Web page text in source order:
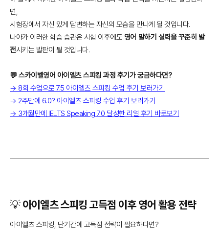
면,
시험장에서 자신 있게 답변하는 자신의 모습을 만나게 될 것입니다.
나아가 이러한 학습 습관은 시험 이후에도 영어 말하기 실력을 꾸준히 발
전시키는 발판이 될 것입니다.
💬 스카이벨영어 아이엘츠 스피킹 과정 후기가 궁금하다면?
→ 8회 수업으로 7.5 아이엘츠 스피킹 수업 후기 보러가기
→ 2주만에 6.0? 아이엘츠 스피킹 수업 후기 보러가기
→ 3개월만에 IELTS Speaking 7.0 달성한 리얼 후기 바로보기
💡 아이엘츠 스피킹 고득점 이후 영어 활용 전략
아이엘츠 스피킹, 단기간에 고득점 전략이 필요하다면?